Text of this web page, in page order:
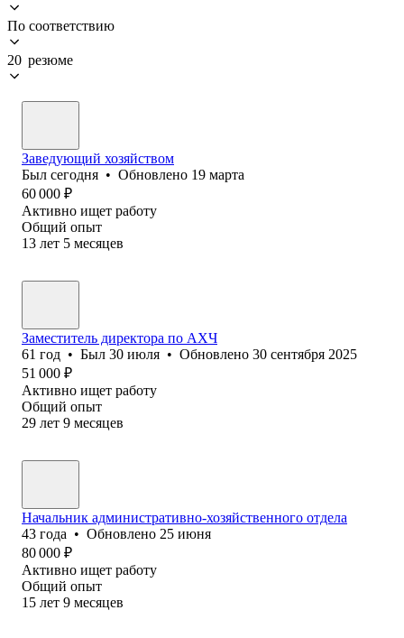
По соответствию
20 резюме
Заведующий хозяйством
Был сегодня • Обновлено 19 марта
60 000 ₽
Активно ищет работу
Общий опыт
13 лет 5 месяцев
Заместитель директора по АХЧ
61 год • Был 30 июля • Обновлено 30 сентября 2025
51 000 ₽
Активно ищет работу
Общий опыт
29 лет 9 месяцев
Начальник административно-хозяйственного отдела
43 года • Обновлено 25 июня
80 000 ₽
Активно ищет работу
Общий опыт
15 лет 9 месяцев